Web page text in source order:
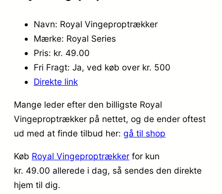
Navn: Royal Vingeproptrækker
Mærke: Royal Series
Pris: kr. 49.00
Fri Fragt: Ja, ved køb over kr. 500
Direkte link
Mange leder efter den billigste Royal
Vingeproptrækker på nettet, og de ender oftest
ud med at finde tilbud her: gå til shop
Køb Royal Vingeproptrækker for kun
kr. 49.00 allerede i dag, så sendes den direkte
hjem til dig.